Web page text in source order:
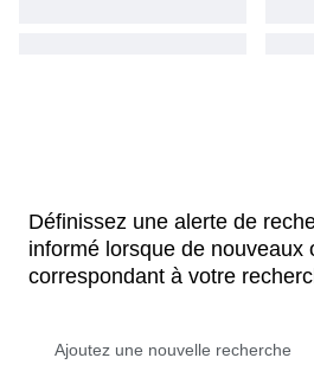
Définissez une alerte de
informé lorsque de nouveaux
correspondant à votre